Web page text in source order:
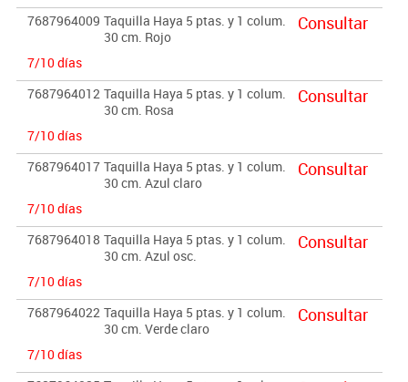
7687964009 Taquilla Haya 5 ptas. y 1 colum.
30 cm. Rojo
7/10 días
Consultar
7687964012 Taquilla Haya 5 ptas. y 1 colum.
30 cm. Rosa
7/10 días
Consultar
7687964017 Taquilla Haya 5 ptas. y 1 colum.
30 cm. Azul claro
7/10 días
Consultar
7687964018 Taquilla Haya 5 ptas. y 1 colum.
30 cm. Azul osc.
7/10 días
Consultar
7687964022 Taquilla Haya 5 ptas. y 1 colum.
30 cm. Verde claro
7/10 días
Consultar